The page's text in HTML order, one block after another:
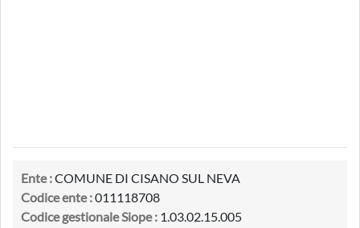
Ente :COMUNE DI CISANO SUL NEVA
Codice ente :011118708
Codice gestionale Siope : 1.03.02.15.005